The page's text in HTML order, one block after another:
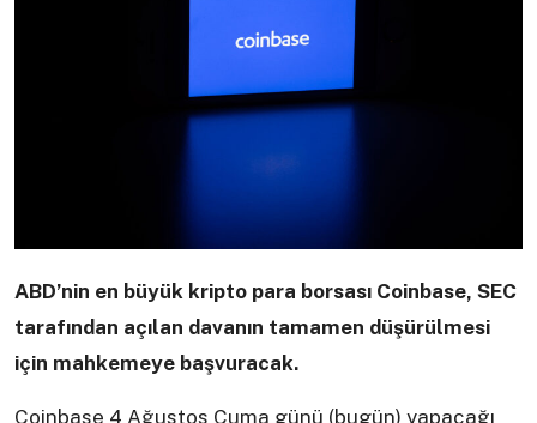
ABD’nin en büyük kripto para borsası Coinbase, SEC
tarafından açılan davanın tamamen düşürülmesi
için mahkemeye başvuracak.
Coinbase 4 Ağustos Cuma günü (bugün) yapacağı